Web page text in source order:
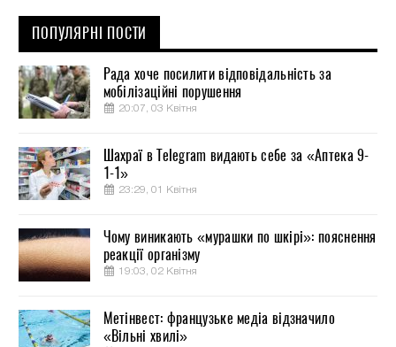
ПОПУЛЯРНІ ПОСТИ
Рада хоче посилити відповідальність за
мобілізаційні порушення
20:07, 03 Квітня
Шахраї в Telegram видають себе за «Аптека 9-
1-1»
23:29, 01 Квітня
Чому виникають «мурашки по шкірі»: пояснення
реакції організму
19:03, 02 Квітня
Метінвест: французьке медіа відзначило
«Вільні хвилі»